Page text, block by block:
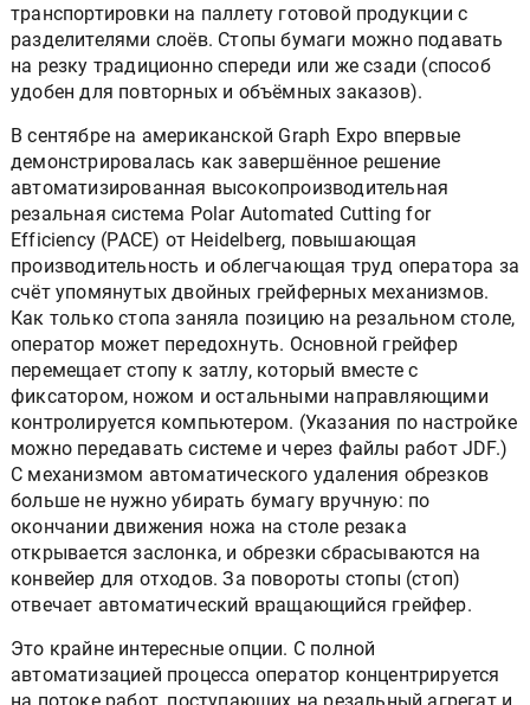
транспортировки на паллету готовой продукции с
разделителями слоёв. Стопы бумаги можно подавать
на резку традиционно спереди или же сзади (способ
удобен для повторных и объёмных заказов).
В сентябре на американской Graph Expo впервые
демонстрировалась как завершённое решение
автоматизированная высокопроизводительная
резальная система Polar Automated Cutting for
Efficiency (PACE) от Heidelberg, повышающая
производительность и облегчающая труд оператора за
счёт упомянутых двойных грейферных механизмов.
Как только стопа заняла позицию на резальном столе,
оператор может передохнуть. Основной грейфер
перемещает стопу к затлу, который вместе с
фиксатором, ножом и остальными направляющими
контролируется компьютером. (Указания по настройке
можно передавать системе и через файлы работ JDF.)
С механизмом автоматического удаления обрезков
больше не нужно убирать бумагу вручную: по
окончании движения ножа на столе резака
открывается заслонка, и обрезки сбрасываются на
конвейер для отходов. За повороты стопы (стоп)
отвечает автоматический вращающийся грейфер.
Это крайне интересные опции. С полной
автоматизацией процесса оператор концентрируется